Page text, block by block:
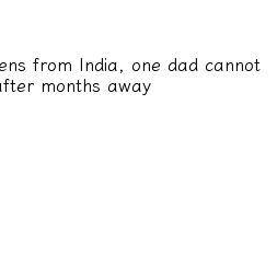
from India, one dad cannot
months away